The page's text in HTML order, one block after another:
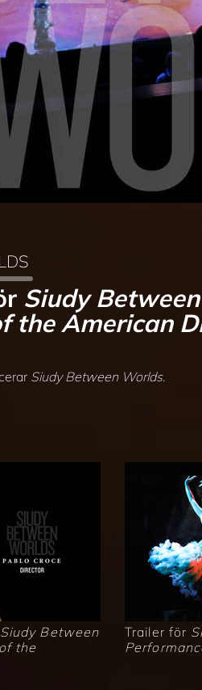
Siudy
the American
Siudy Between Worlds.
Siudy Between
the
Trailer för